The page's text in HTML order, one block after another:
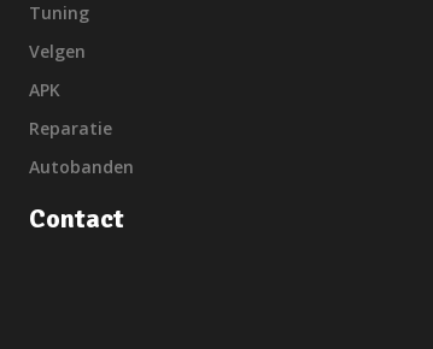
Tuning
Velgen
APK
Reparatie
Autobanden
Contact